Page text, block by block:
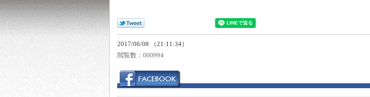
2017/06/08 （21:11:34）
閲覧数： 000994